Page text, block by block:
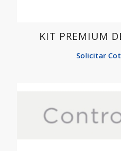
KIT PREMIUM
Solicitar